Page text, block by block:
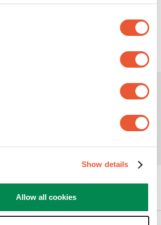
Show details
Allow all cookies